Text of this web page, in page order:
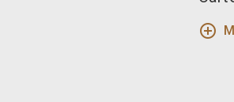
add_circle_outline